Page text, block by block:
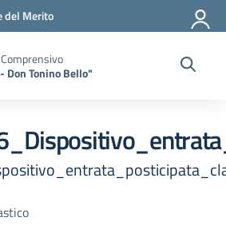
del Merito
Don Tonino Bello"